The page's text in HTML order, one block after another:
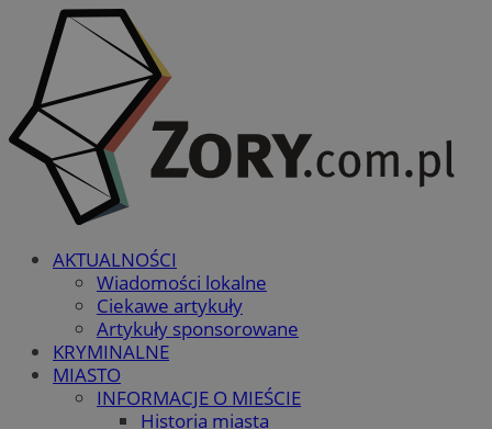
AKTUALNOŚCI
Wiadomości lokalne
Ciekawe artykuły
Artykuły sponsorowane
KRYMINALNE
MIASTO
INFORMACJE O MIEŚCIE
Historia miasta